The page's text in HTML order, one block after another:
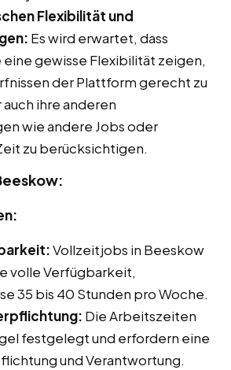
Flexibilität und
Es wird erwartet, dass
gewisse Flexibilität zeigen,
der Plattform gerecht zu
ihre anderen
wie andere Jobs oder
zu berücksichtigen.
Vollzeitjobs in Beeskow
volle Verfügbarkeit,
35 bis 40 Stunden pro Woche.
Die Arbeitszeiten
festgelegt und erfordern eine
und Verantwortung.